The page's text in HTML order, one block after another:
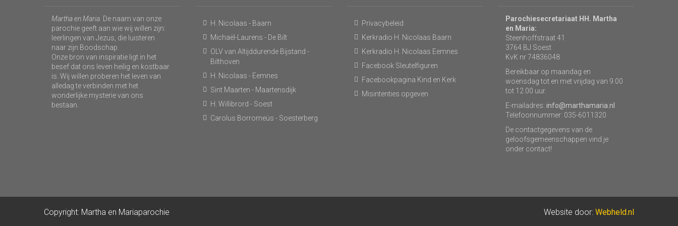
Martha en Maria . De naam van onze
parochie geeft aan wie wij willen zijn:
leerlingen van Jezus, die luisteren
naar zijn Boodschap.
Onze bron van inspiratie ligt in het
besef dat ons leven heilig en kostbaar
is. Wij willen proberen het leven van
alledag te verbinden met het
wonderlijke mysterie van ons
bestaan.
H. Nicolaas - Baarn
Michaël-Laurens - De Bilt
OLV van Altijddurende Bijstand -
Bilthoven
H. Nicolaas - Eemnes
Sint Maarten - Maartensdijk
H. Willibrord - Soest
Carolus Borromeüs - Soesterberg
Privacybeleid
Kerkradio H. Nicolaas Baarn
Kerkradio H. Nicolaas Eemnes
Facebook Sleutelfiguren
Facebookpagina Kind en Kerk
Misintenties opgeven
Parochiesecretariaat HH. Martha
en Maria:
Steenhoffstraat 41
3764 BJ Soest
KvK nr 74836048
Bereikbaar op maandag en
woensdag tot en met vrijdag van 9.00
tot 12.00 uur.
E-mailadres: info@marthamaria.nl
Telefoonnummer: 035-6011320
De contactgegevens van de
geloofsgemeenschappen vind je
onder contact!
Copyright: Martha en Mariaparochie Website door: Webheld.nl